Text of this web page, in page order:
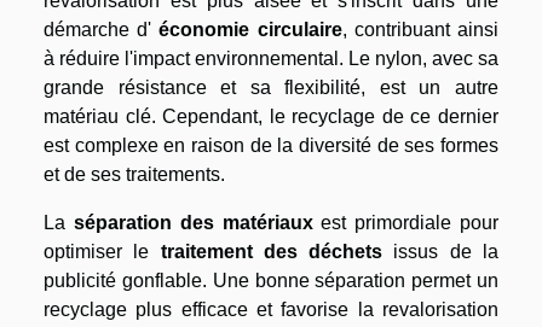
démarche d'économie circulaire, contribuant ainsi
à réduire l'impact environnemental. Le nylon, avec sa
grande résistance et sa flexibilité, est un autre
matériau clé. Cependant, le recyclage de ce dernier
est complexe en raison de la diversité de ses formes
et de ses traitements.
La séparation des matériauxest primordiale pour
optimiser le traitement des déchets issus de la
publicité gonflable. Une bonne séparation permet un
recyclage plus efficace et favorise la revalorisation